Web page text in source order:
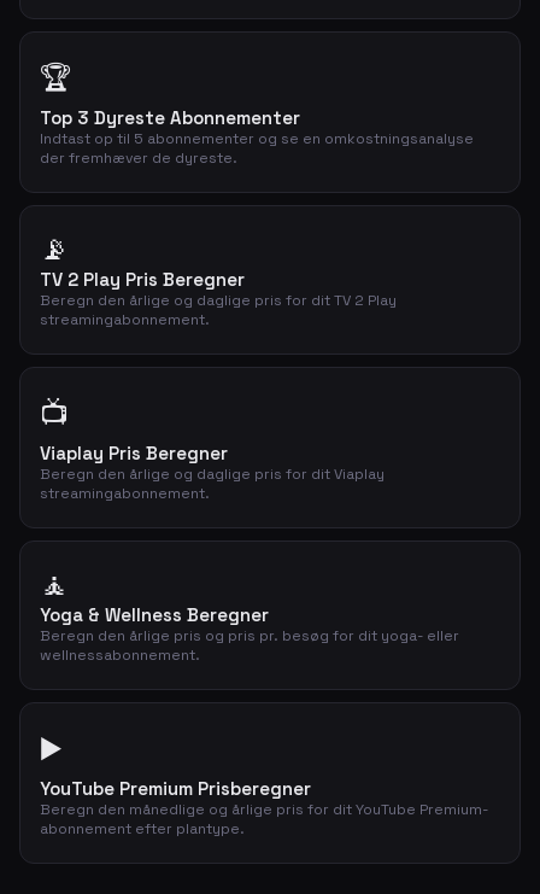
🏆
Top 3 Dyreste Abonnementer
Indtast op til 5 abonnementer og se en omkostningsanalyse
der fremhæver de dyreste.
📡
TV 2 Play Pris Beregner
Beregn den årlige og daglige pris for dit TV 2 Play
streamingabonnement.
📺
Viaplay Pris Beregner
Beregn den årlige og daglige pris for dit Viaplay
streamingabonnement.
🧘
Yoga & Wellness Beregner
Beregn den årlige pris og pris pr. besøg for dit yoga- eller
wellnessabonnement.
▶️
YouTube Premium Prisberegner
Beregn den månedlige og årlige pris for dit YouTube Premium-
abonnement efter plantype.